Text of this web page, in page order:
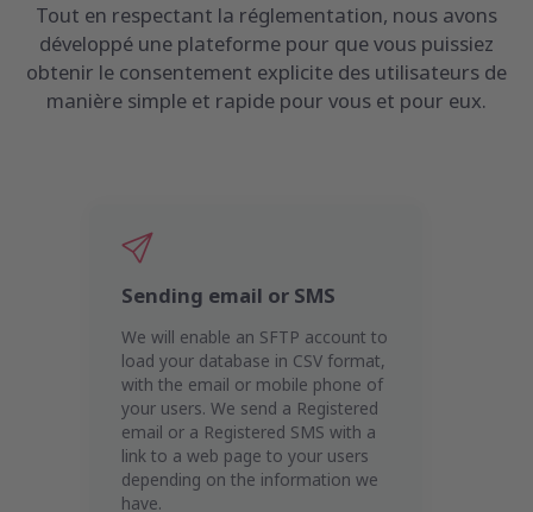
Tout en respectant la réglementation, nous avons
développé une plateforme pour que vous puissiez
obtenir le consentement explicite des utilisateurs de
manière simple et rapide pour vous et pour eux.
Sending email or SMS
We will enable an SFTP account to
load your database in CSV format,
with the email or mobile phone of
your users. We send a Registered
email or a Registered SMS with a
link to a web page to your users
depending on the information we
have.